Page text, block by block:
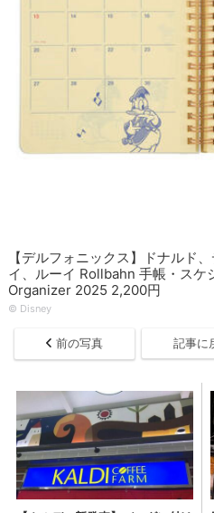
【デルフォニックス】ドナルド
イ、ルーイ Rollbahn 手帳・スケ
Organizer 2025 2,200円
© Disney
前の写真 記事に